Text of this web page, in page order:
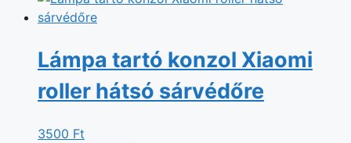
Lámpa tartó konzol Xiaomi
roller hátsó sárvédőre
3500 Ft